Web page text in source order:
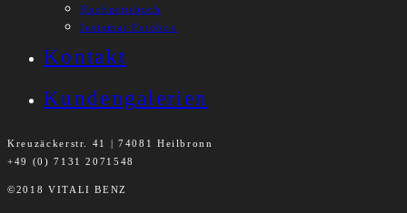
Hochzeitsbuch
Instamat Fotobox
Kontakt
Kundengalerien
Kreuzäckerstr. 41 | 74081 Heilbronn
+49 (0) 7131 2071548
©2018 VITALI BENZ